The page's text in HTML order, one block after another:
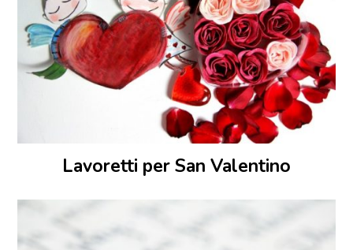
Lavoretti per San Valentino